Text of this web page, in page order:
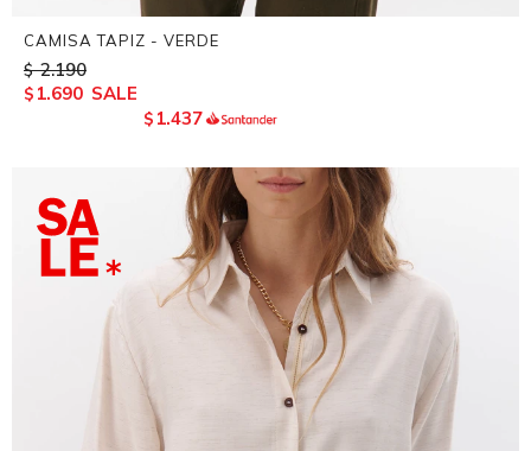
CAMISA TAPIZ - VERDE
$ 2.190
$ 1.690
$ 1.437